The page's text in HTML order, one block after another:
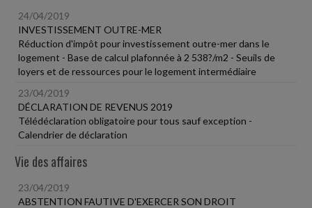
24/04/2019
INVESTISSEMENT OUTRE-MER
Réduction d'impôt pour investissement outre-mer dans le
logement - Base de calcul plafonnée à 2 538?/m2 - Seuils de
loyers et de ressources pour le logement intermédiaire
23/04/2019
DÉCLARATION DE REVENUS 2019
Télédéclaration obligatoire pour tous sauf exception -
Calendrier de déclaration
Vie des affaires
23/04/2019
ABSTENTION FAUTIVE D'EXERCER SON DROIT